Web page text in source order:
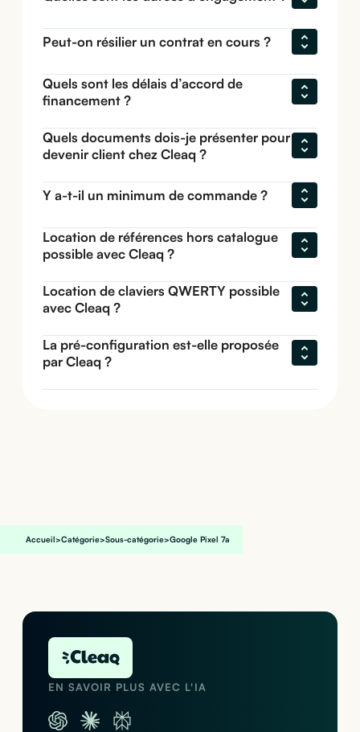
Peut-on résilier un contrat en cours ?
Quels sont les délais d’accord de
financement ?
Quels documents dois-je présenter pour
devenir client chez Cleaq ?
Y a-t-il un minimum de commande ?
Location de références hors catalogue
possible avec Cleaq ?
Location de claviers QWERTY possible
avec Cleaq ?
La pré-configuration est-elle proposée
par Cleaq ?
Accueil>Catégorie>Sous-catégorie>Google Pixel 7a
EN SAVOIR PLUS AVEC L'IA